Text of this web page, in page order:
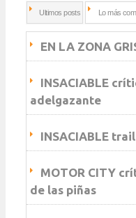
Ultimos posts Lo más
EN LA ZONA
INSACIABLE
adelgazante
INSACIABLE
MOTOR CITY
de las piñas